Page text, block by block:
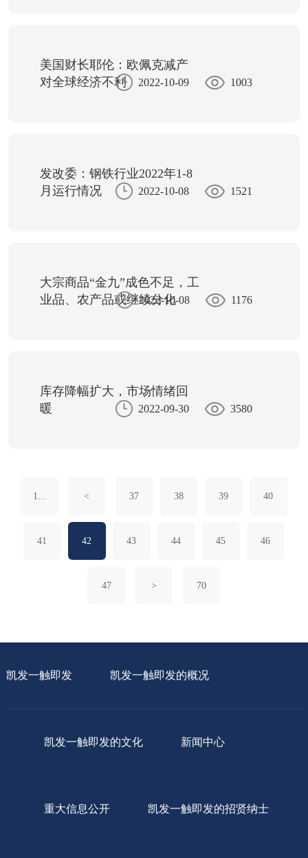
美国财长耶伦：欧佩克减产
对全球经济不利
2022-10-09 1003
发改委：钢铁行业2022年1-8
月运行情况
2022-10-08 1521
大宗商品“金九”成色不足，工
业品、农产品或继续分化
2022-10-08 1176
库存降幅扩大，市场情绪回
暖
2022-09-30 3580
1... < 37 38 39 40
41 42 43 44 45 46
47 > 70
凯发一触即发 凯发一触即发的概况
凯发一触即发的文化 新闻中心
重大信息公开 凯发一触即发的招贤纳士